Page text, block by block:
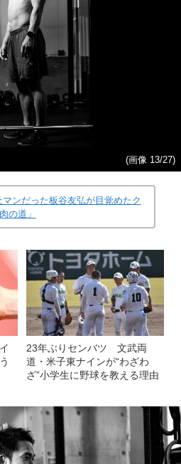
(画像 13/27)
マンだった板谷友弘が目覚めたク
の道」
23年ぶりセンバツ 文武両
道・米子東ナインが“わざわ
ざ”小学生に野球を教える理由